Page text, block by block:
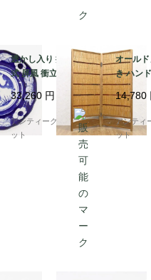
透かし入り 折りたたみ
式 屏風 衝立 パーテー
ション 間仕切り 簾屏風
四連 2枚折り アンティ
ーク ヴィンテージ 骨董
インテリア
33,260 円
アンティークブルーパロ
ット
オール
き ハン
ー 皿 盛
RITAKE
ィーク
花）
14,780
アンティ
ット